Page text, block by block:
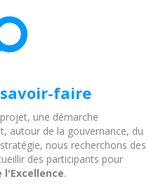
faire
une démarche
autour de la gouvernance, du
nous recherchons des
des participants pour
l'Excellence.